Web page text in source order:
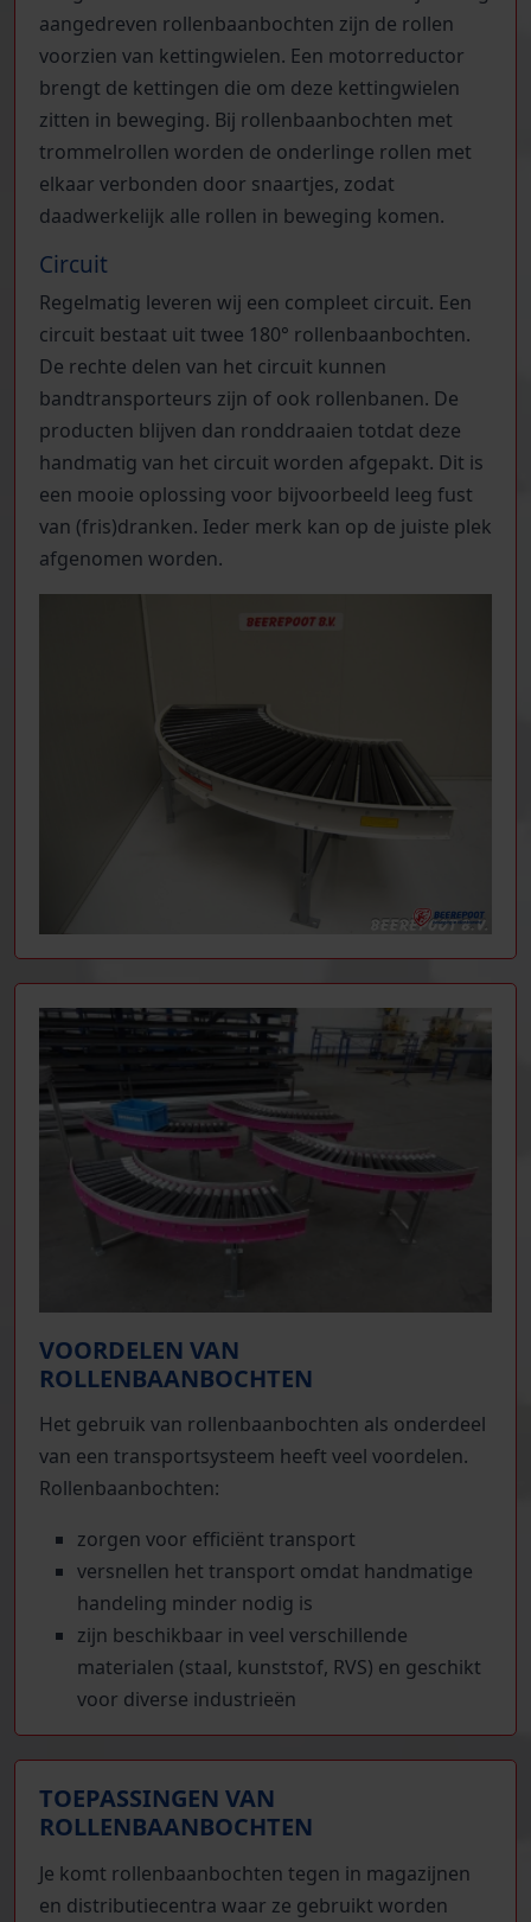
aangedreven rollenbaanbochten zijn de rollen
voorzien van kettingwielen. Een motorreductor
brengt de kettingen die om deze kettingwielen
zitten in beweging. Bij rollenbaanbochten met
trommelrollen worden de onderlinge rollen met
elkaar verbonden door snaartjes, zodat
daadwerkelijk alle rollen in beweging komen.
Circuit
Regelmatig leveren wij een compleet circuit. Een
circuit bestaat uit twee 180° rollenbaanbochten.
De rechte delen van het circuit kunnen
bandtransporteurs zijn of ook rollenbanen. De
producten blijven dan ronddraaien totdat deze
handmatig van het circuit worden afgepakt. Dit is
een mooie oplossing voor bijvoorbeeld leeg fust
van (fris)dranken. Ieder merk kan op de juiste plek
afgenomen worden.
VOORDELEN VAN
ROLLENBAANBOCHTEN
Het gebruik van rollenbaanbochten als onderdeel
van een transportsysteem heeft veel voordelen.
Rollenbaanbochten:
zorgen voor efficiënt transport
versnellen het transport omdat handmatige
handeling minder nodig is
zijn beschikbaar in veel verschillende
materialen (staal, kunststof, RVS) en geschikt
voor diverse industrieën
TOEPASSINGEN VAN
ROLLENBAANBOCHTEN
Je komt rollenbaanbochten tegen in magazijnen
en distributiecentra waar ze gebruikt worden